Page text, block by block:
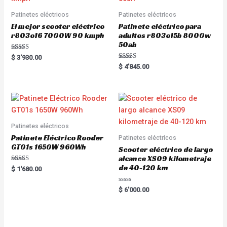
5
Patinetes eléctricos
El mejor scooter eléctrico
r803o16 7000W 90 kmph
Rated
5.00
$ 3'930.00
Patinetes eléctricos
Patinete eléctrico para
adultos r803o15b 8000w
50ah
Rated
5.00
$ 4'845.00
Patinetes eléctricos
Patinete Eléctrico Rooder
GT01s 1650W 960Wh
Rated
5.00
$ 1'680.00
Patinetes eléctricos
Scooter eléctrico de largo
alcance XS09 kilometraje
de 40-120 km
R
a
$ 6'000.00